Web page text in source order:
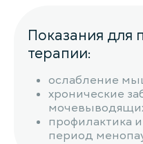
Показания для
терапии:
ослабление
хронические
профилактика
период